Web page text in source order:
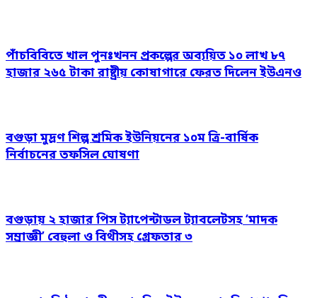
পাঁচবিবিতে খাল পুনঃখনন প্রকল্পের অব্যয়িত ১০ লাখ ৮৭
হাজার ২৬৫ টাকা রাষ্ট্রীয় কোষাগারে ফেরত দিলেন ইউএনও
বগুড়া মুদ্রণ শিল্প শ্রমিক ইউনিয়নের ১০ম ত্রি-বার্ষিক
নির্বাচনের তফসিল ঘোষণা
বগুড়ায় ২ হাজার পিস ট্যাপেন্টাডল ট্যাবলেটসহ ‘মাদক
সম্রাজ্ঞী’ বেহুলা ও বিথীসহ গ্রেফতার ৩